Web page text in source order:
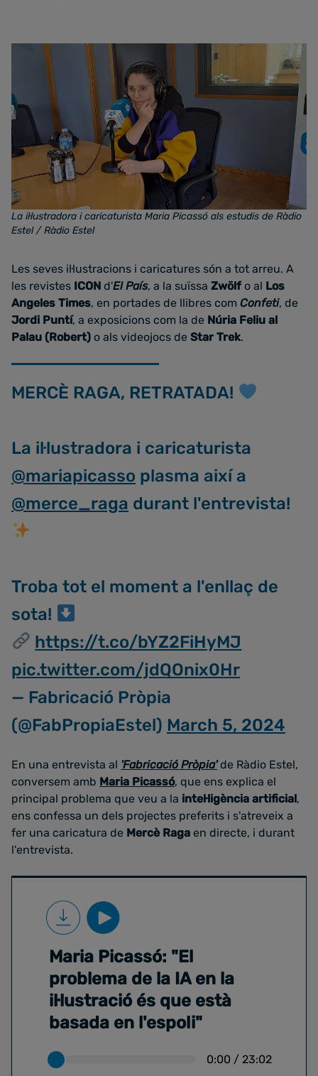
La il·lustradora i caricaturista Maria Picassó als estudis de Ràdio
Estel / Ràdio Estel
Les seves il·lustracions i caricatures són a tot arreu. A
les revistes ICON d'El País, a la suïssa Zwölfo al Los
Angeles Times, en portades de llibres com Confeti, de
Jordi Puntí, a exposicions com la de Núria Feliu al
Palau (Robert) o als videojocs de Star Trek.
MERCÈ RAGA, RETRATADA!
La il·lustradora i caricaturista
@mariapicasso plasma així a
@merce_raga durant l'entrevista!
Troba tot el moment a l'enllaç de
sota!
https://t.co/bYZ2FiHyMJ
pic.twitter.com/jdQOnix0Hr
— Fabricació Pròpia
(@FabPropiaEstel) March 5, 2024
En una entrevista al 'Fabricació Pròpia'de Ràdio Estel,
conversem amb Maria Picassó, que ens explica el
principal problema que veu a la intel·ligència artificial,
ens confessa un dels projectes preferits i s'atreveix a
fer una caricatura de Mercè Raga en directe, i durant
l'entrevista.
Maria Picassó: "El
problema de la IA en la
il·lustració és que està
basada en l'espoli"
0:00 / 23:02